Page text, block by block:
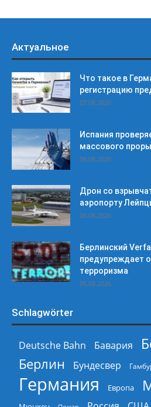
Актуальное
Что такое в
регистрацию
07.08.2026
Испания
массового
06.08.2026
Дрон со
аэропорту
06.08.2026
Берлинский
предупреждает
терроризма
06.08.2026
Schlagwörter
Deutsche Bahn Бавария
Берлин
Бундесвер
Германия Европа